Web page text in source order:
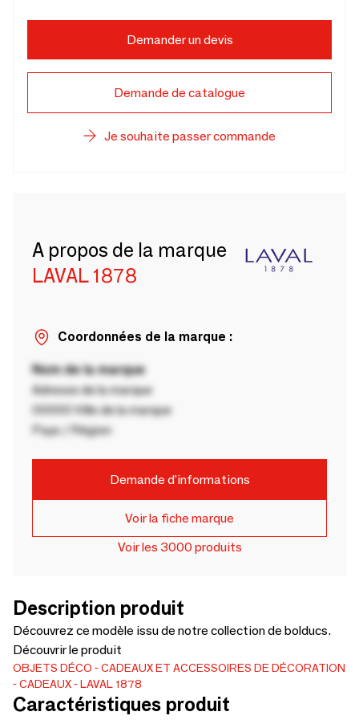
Demander un devis
Demande de catalogue
Je souhaite passer commande
A propos de la marque
LAVAL 1878
Coordonnées de la marque :
Nom de la marque
Adresse de la marque
00000 Ville de la marque
Pays / Région
Demande d'informations
Voir la fiche marque
Voir les 3000 produits
Description produit
Découvrez ce modèle issu de notre collection de bolducs.
Découvrir le produit
OBJETS DÉCO
CADEAUX ET ACCESSOIRES DE DÉCORATION
CADEAUX
LAVAL 1878
Caractéristiques produit